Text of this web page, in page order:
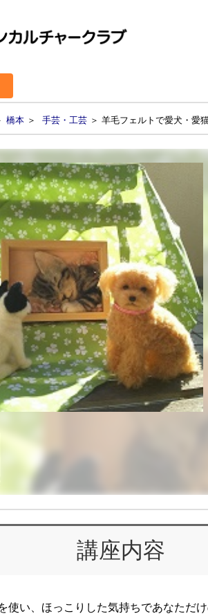
橋本 ＞ 手芸・工芸 ＞ 羊毛フェルトで愛犬・愛
講座内容
使い、ほっこりした気持ちであなただ